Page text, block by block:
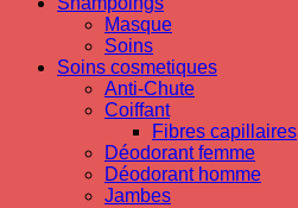
Masque
Soins
Soins cosmetiques
Anti-Chute
Coiffant
Fibres capillaires
Déodorant femme
Déodorant homme
Jambes